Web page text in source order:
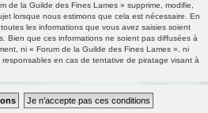
de la Guilde des Fines Lames » supprime, modifie,
lorsque nous estimons que cela est nécessaire. En
les informations que vous avez saisies soient
Bien que ces informations ne soient pas diffusées à
ni « Forum de la Guilde des Fines Lames », ni
en cas de tentative de piratage visant à